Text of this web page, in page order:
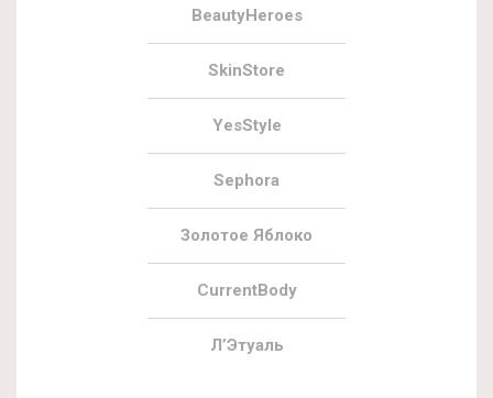
BeautyHeroes
SkinStore
YesStyle
Sephora
Золотое Яблоко
CurrentBody
Л’Этуаль